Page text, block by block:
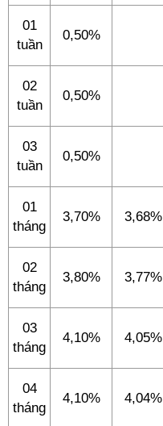
01
tuần
0,50%
02
tuần
0,50%
03
tuần
0,50%
01
tháng
3,70% 3,68%
02
tháng
3,80% 3,77%
03
tháng
4,10% 4,05%
04
tháng
4,10% 4,04%